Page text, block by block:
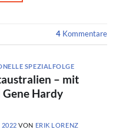
4 Kommentare
SPEZIALFOLGE
– mit
Hardy
2022 VON ERIK LORENZ